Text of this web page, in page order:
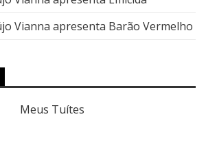
Vianna apresenta Barão Vermelho
Meus Tuítes